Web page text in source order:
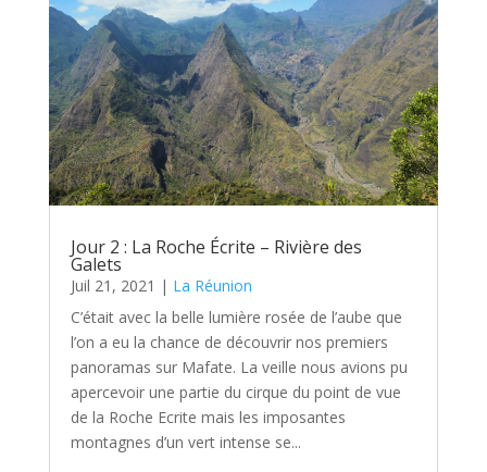
Jour 2 : La Roche Écrite – Rivière des
Galets
Juil 21, 2021 | La Réunion
C’était avec la belle lumière rosée de l’aube que
l’on a eu la chance de découvrir nos premiers
panoramas sur Mafate. La veille nous avions pu
apercevoir une partie du cirque du point de vue
de la Roche Ecrite mais les imposantes
montagnes d’un vert intense se...